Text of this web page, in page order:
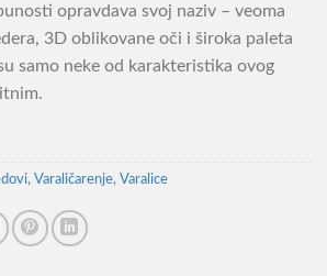
opravdava svoj naziv – veoma
3D oblikovane oči i široka paleta
samo neke od karakteristika ovog
, Varaličarenje, Varalice